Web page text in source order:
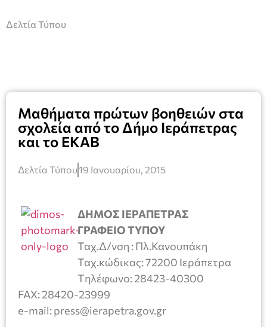
Δελτία Τύπου
Μαθήματα πρώτων βοηθειών στα
σχολεία από το Δήμο Ιεράπετρας
και το ΕΚΑΒ
Δελτία Τύπου19 Ιανουαρίου, 2015
ΔΗΜΟΣ ΙΕΡΑΠΕΤΡΑΣ
ΓΡΑΦΕΙΟ ΤΥΠΟΥ
Ταχ.Δ/νση : Πλ.Κανουπάκη
Ταχ.κώδικας: 72200 Ιεράπετρα
Tηλέφωνο: 28423-40300
FAX: 28420-23999
e-mail: press@ierapetra.gov.gr